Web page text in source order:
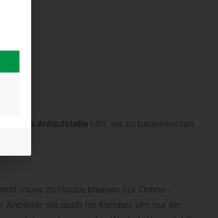
Anlaufstelle hilft, sie zu beantworten
muss zu Hause bleiben. Für Online-
als auch für Kunden. Um nur ein